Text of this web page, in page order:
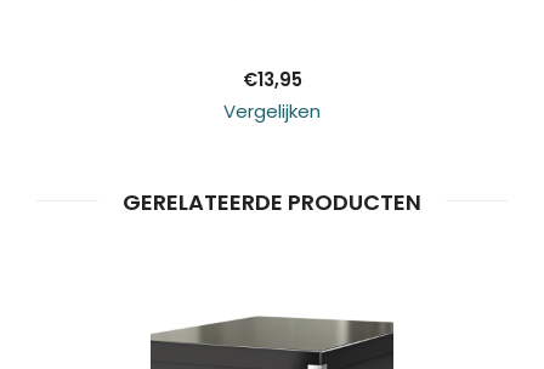
€13,95
Vergelijken
GERELATEERDE PRODUCTEN